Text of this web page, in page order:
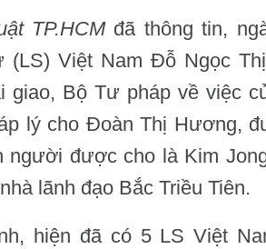
TP.HCMđã thông tin,
(LS) Việt Nam Đỗ Ngọc
giao, Bộ Tư pháp về việc
lý cho Đoàn Thị Hương,
người được cho là Kim
lãnh đạo Bắc Triều Tiên.
hiện đã có 5 LS Việt